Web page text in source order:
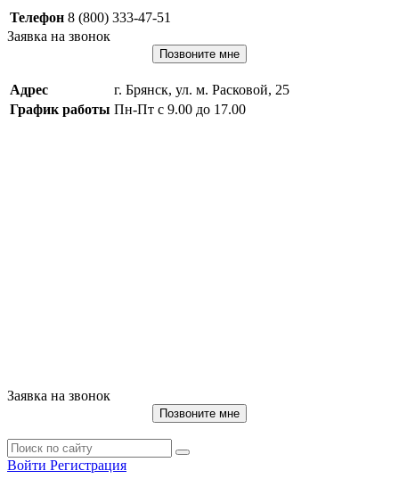
Телефон 8 (800) 333-47-51
Заявка на звонок
Позвоните мне
Адрес
г. Брянск, ул. м. Расковой, 25
График работы Пн-Пт с 9.00 до 17.00
Заявка на звонок
Позвоните мне
Войти Регистрация